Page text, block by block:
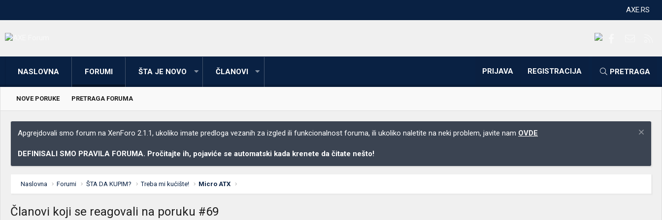
AXE.RS
NASLOVNA FORUMI ŠTA JE NOVO ČLANOVI PRIJAVA REGISTRACIJA PRETRAGA
NOVE PORUKE PRETRAGA FORUMA
Apgrejdovali smo forum na XenForo 2.1.1, ukoliko imate predloga vezanih za izgled ili funkcionalnost foruma, ili ukoliko naletite na neki problem, javite nam OVDE
DEFINISALI SMO PRAVILA FORUMA. Pročitajte ih, pojaviće se automatski kada krenete da čitate nešto!
Naslovna Forumi ŠTA DA KUPIM? Treba mi kućište! Micro ATX
Članovi koji se reagovali na poruku #69